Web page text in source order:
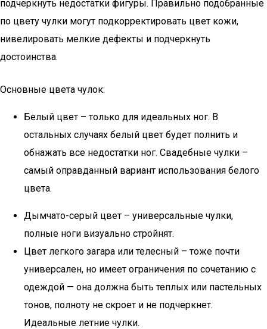
подчеркнуть недостатки фигуры. Правильно подобранные
по цвету чулки могут подкорректировать цвет кожи,
нивелировать мелкие дефекты и подчеркнуть
достоинства.
Основные цвета чулок:
Белый цвет – только для идеальных ног. В
остальных случаях белый цвет будет полнить и
обнажать все недостатки ног. Свадебные чулки –
самый оправданный вариант использования белого
цвета.
Дымчато-серый цвет – универсальные чулки,
полные ноги визуально стройнят.
Цвет легкого загара или телесный – тоже почти
универсален, но имеет ограничения по сочетанию с
одеждой — она должна быть теплых или пастельных
тонов, полноту не скроет и не подчеркнет.
Идеальные летние чулки.